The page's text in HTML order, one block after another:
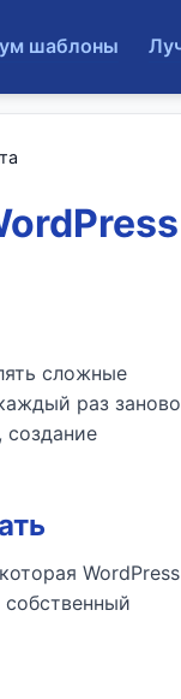
шаблоны
сложные
раз
создание
WordPress